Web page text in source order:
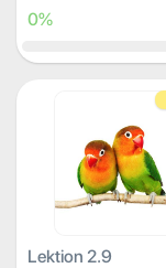
0%
Lektion 2.9